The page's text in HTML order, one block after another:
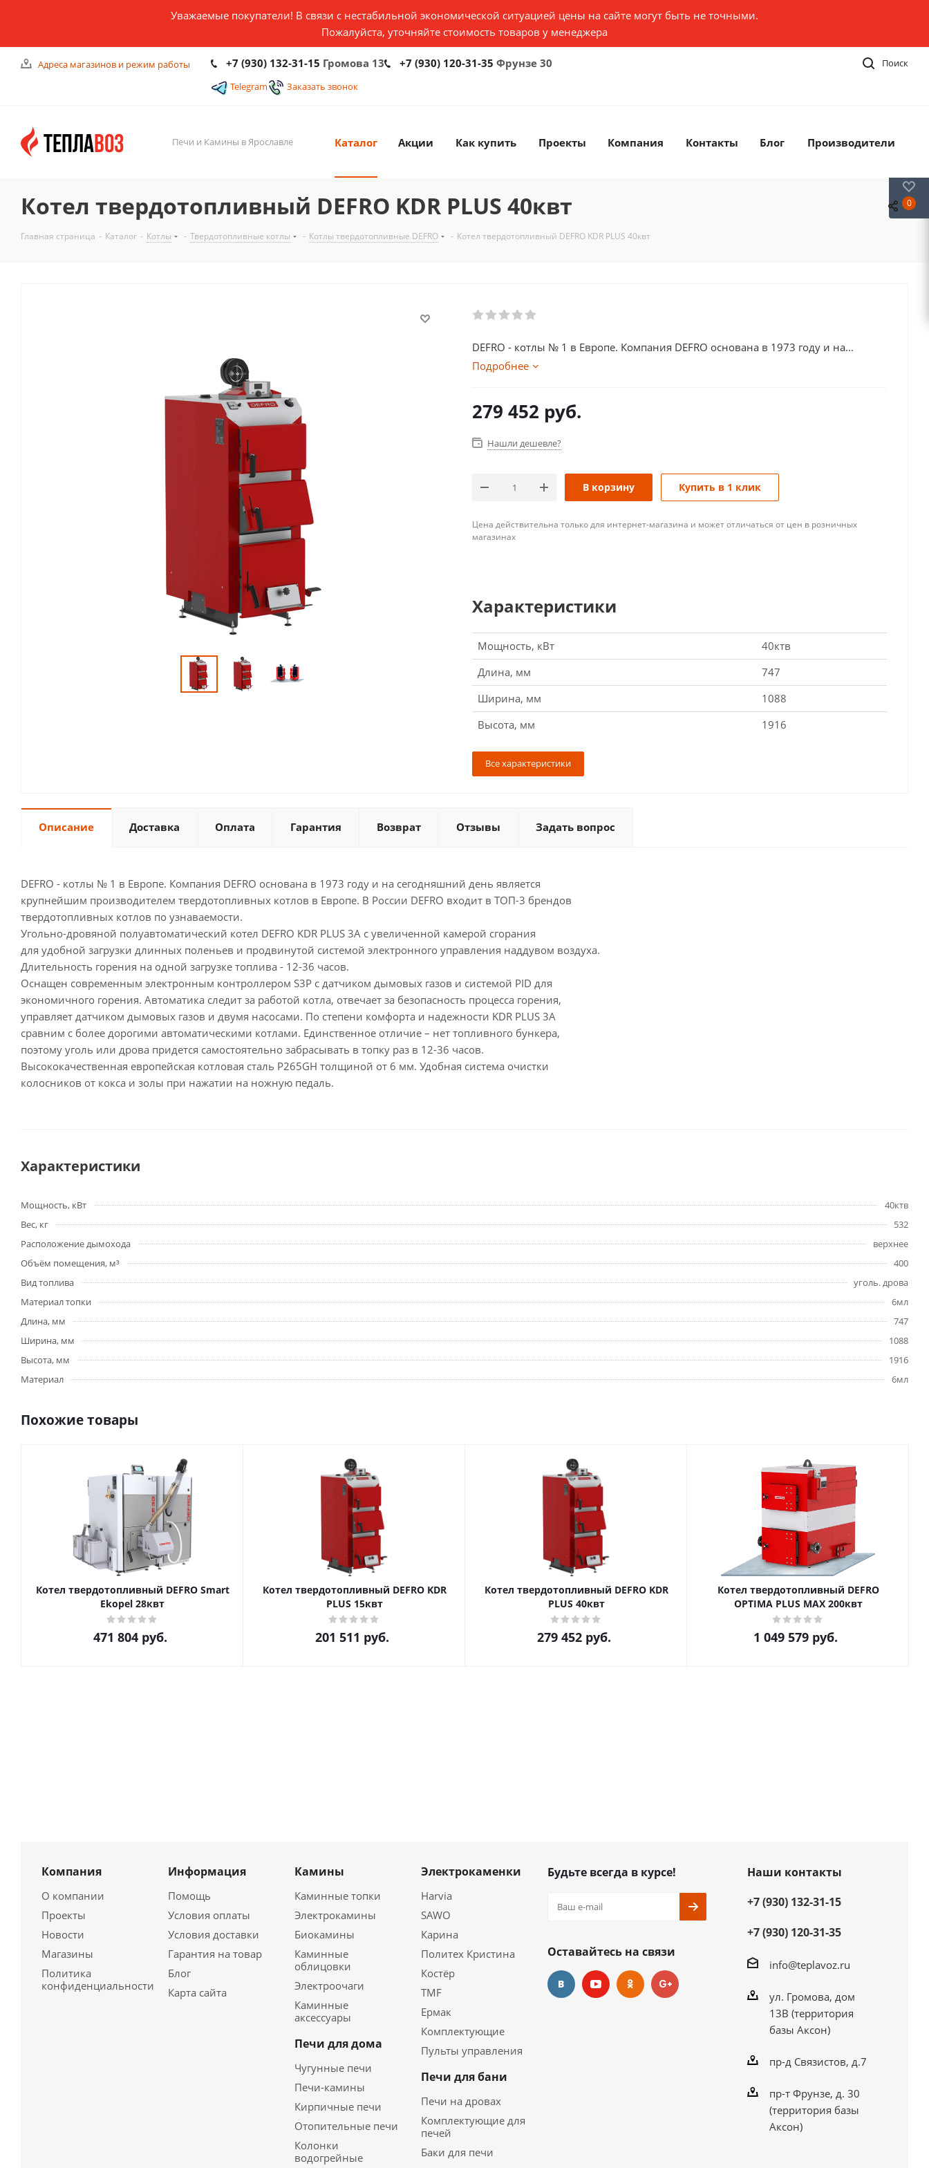
Уважаемые покупатели! В связи с нестабильной экономической ситуацией цены на сайте могут быть не точными.
Пожалуйста, уточняйте стоимость товаров у менеджера
Адреса магазинов и режим работы +7 (930) 132-31-15 Громова 13 +7 (930) 120-31-35 Фрунзе 30
Telegram Заказать звонок
Поиск
Печи и Камины в Ярославле Каталог Акции Как купить Проекты Компания Контакты Блог Производители
Котел твердотопливный DEFRO KDR PLUS 40квт
Главная страница - Каталог - Котлы - Твердотопливные котлы - Котлы твердотопливные DEFRO - Котел твердотопливный DEFRO KDR PLUS 40квт
DEFRO - котлы № 1 в Европе. Компания DEFRO основана в 1973 году и на...
Подробнее
279 452 руб.
Нашли дешевле?
В корзину Купить в 1 клик
Цена действительна только для интернет-магазина и может отличаться от цен в розничных
магазинах
Характеристики
Мощность, кВт
40ктв
Длина, мм
747
Ширина, мм
1088
Высота, мм
1916
Все характеристики
Описание Доставка Оплата Гарантия Возврат Отзывы Задать вопрос
DEFRO - котлы № 1 в Европе. Компания DEFRO основана в 1973 году и на сегодняшний день является
крупнейшим производителем твердотопливных котлов в Европе. В России DEFRO входит в ТОП-3 брендов
твердотопливных котлов по узнаваемости.
Угольно-дровяной полуавтоматический котел DEFRO KDR PLUS 3A с увеличенной камерой сгорания
для удобной загрузки длинных поленьев и продвинутой системой электронного управления наддувом воздуха.
Длительность горения на одной загрузке топлива - 12-36 часов.
Оснащен современным электронным контроллером S3P с датчиком дымовых газов и системой PID для
экономичного горения. Автоматика следит за работой котла, отвечает за безопасность процесса горения,
управляет датчиком дымовых газов и двумя насосами. По степени комфорта и надежности KDR PLUS 3A
сравним с более дорогими автоматическими котлами. Единственное отличие – нет топливного бункера,
поэтому уголь или дрова придется самостоятельно забрасывать в топку раз в 12-36 часов.
Высококачественная европейская котловая сталь P265GH толщиной от 6 мм. Удобная система очистки
колосников от кокса и золы при нажатии на ножную педаль.
Характеристики
Мощность, кВт
40ктв
Вес, кг
532
Расположение дымохода
верхнее
Объём помещения, м³
400
Вид топлива
уголь. дрова
Материал топки
6мл
Длина, мм
747
Ширина, мм
1088
Высота, мм
1916
Материал
6мл
Похожие товары
Котел твердотопливный DEFRO Smart
Ekopel 28квт
471 804руб.
Котел твердотопливный DEFRO KDR
PLUS 15квт
201 511 руб.
Котел твердотопливный DEFRO KDR
PLUS 40квт
279 452руб.
Котел твердотопливный DEFRO
OPTIMA PLUS MAX 200квт
1 049 579 руб.
Компания
О компании
Проекты
Новости
Магазины
Политика
конфиденциальности
Информация
Помощь
Условия оплаты
Условия доставки
Гарантия на товар
Блог
Карта сайта
Камины
Каминные топки
Электрокамины
Биокамины
Каминные
облицовки
Электроочаги
Каминные
аксессуары
Печи для дома
Чугунные печи
Печи-камины
Кирпичные печи
Отопительные печи
Колонки
водогрейные
Электрокаменки
Harvia
SAWO
Карина
Политех Кристина
Костёр
TMF
Ермак
Комплектующие
Пульты управления
Печи для бани
Печи на дровах
Комплектующие для
печей
Баки для печи
Будьте всегда в курсе!
Оставайтесь на связи
Наши контакты
+7 (930) 132-31-15
+7 (930) 120-31-35
info@teplavoz.ru
ул. Громова, дом
13В (территория
базы Аксон)
пр-д Связистов, д.7
пр-т Фрунзе, д. 30
(территория базы
Аксон)
0